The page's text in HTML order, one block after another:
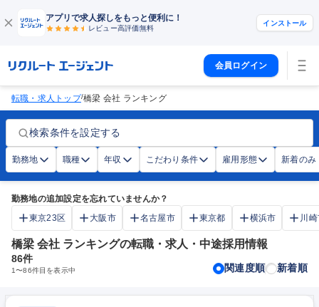
アプリで求人探しをもっと便利に！
レビュー高評価無料
インストール
会員ログイン
転職・求人トップ/橋梁 会社 ランキング
検索条件を設定する
勤務地 職種 年収 こだわり条件 雇用形態 新着のみ
勤務地の追加設定を忘れていませんか？
東京23区
大阪市 名古屋市 東京都 横浜市 川
橋梁 会社 ランキングの転職・求人・中途採用情報
86件
1〜86件目を表示中 関連度順 新着順